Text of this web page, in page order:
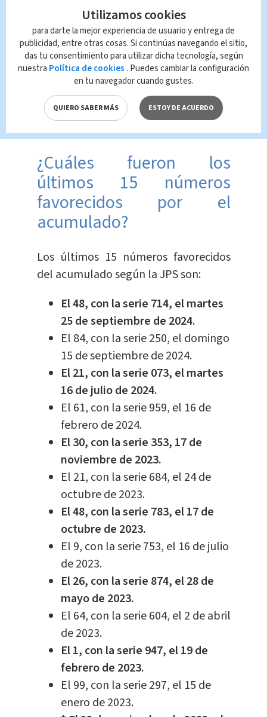
Sorteo N° 6.885, martes 24 de
septiembre. (JPS)
¿Cuáles fueron los
últimos 15 números
favorecidos por el
acumulado?
Los últimos 15 números favorecidos
del acumulado según la JPS son:
El 48, con la serie 714, el martes
25 de septiembre de 2024.
El 84, con la serie 250, el domingo
15 de septiembre de 2024.
El 21, con la serie 073, el martes
16 de julio de 2024.
El 61, con la serie 959, el 16 de
febrero de 2024.
El 30, con la serie 353, 17 de
noviembre de 2023.
El 21, con la serie 684, el 24 de
octubre de 2023.
El 48, con la serie 783, el 17 de
octubre de 2023.
El 9, con la serie 753, el 16 de julio
de 2023.
El 26, con la serie 874, el 28 de
mayo de 2023.
El 64, con la serie 604, el 2 de abril
de 2023.
El 1, con la serie 947, el 19 de
febrero de 2023.
El 99, con la serie 297, el 15 de
enero de 2023.
Utilizamos cookies
para darte la mejor experiencia de usuario y entrega de
publicidad, entre otras cosas. Si continúas navegando el sitio,
das tu consentimiento para utilizar dicha tecnología, según
nuestra Política de cookies . Puedes cambiar la configuración
en tu navegador cuando gustes.
QUIERO SABER MÁS ESTOY DE ACUERDO